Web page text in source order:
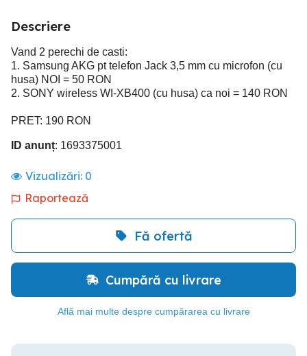
Descriere
Vand 2 perechi de casti:
1. Samsung AKG pt telefon Jack 3,5 mm cu microfon (cu
husa) NOI = 50 RON
2. SONY wireless WI-XB400 (cu husa) ca noi = 140 RON
PRET: 190 RON
ID anunț: 1693375001
Vizualizări: 0
Raportează
Fă ofertă
Cumpără cu livrare
Află mai multe despre cumpărarea cu livrare